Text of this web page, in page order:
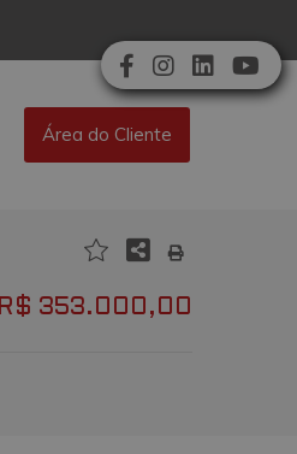
Área do Cliente
R$ 353.000,00